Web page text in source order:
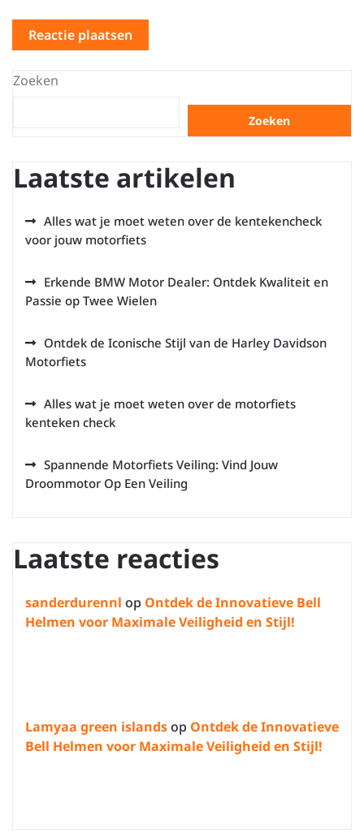
Zoeken
Zoeken
Laatste artikelen
Alles wat je moet weten over de kentekencheck
voor jouw motorfiets
Erkende BMW Motor Dealer: Ontdek Kwaliteit en
Passie op Twee Wielen
Ontdek de Iconische Stijl van de Harley Davidson
Motorfiets
Alles wat je moet weten over de motorfiets
kenteken check
Spannende Motorfiets Veiling: Vind Jouw
Droommotor Op Een Veiling
Laatste reacties
sanderdurennl op Ontdek de Innovatieve Bell
Helmen voor Maximale Veiligheid en Stijl!
Lamyaa green islandsop Ontdek de Innovatieve
Bell Helmen voor Maximale Veiligheid en Stijl!